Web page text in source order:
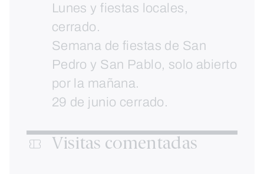
Lunes y fiestas locales,
cerrado.
Semana de fiestas de San
Pedro y San Pablo, solo abierto
por la mañana.
29 de junio cerrado.
Visitas comentadas